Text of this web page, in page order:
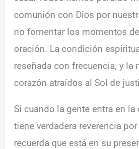
comunión con Dios por
no fomentar los momentos
oración. La condición
reseñada con frecuencia, y la
corazón atraídos al Sol de
Si cuando la gente entra en la
tiene verdadera reverencia
recuerda que está en su